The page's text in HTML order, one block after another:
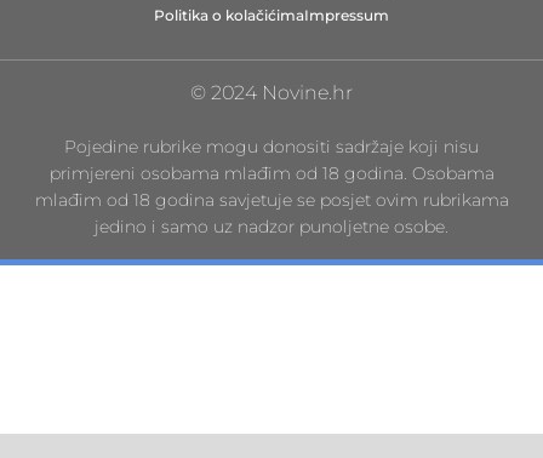
Politika o kolačićimaImpressum
© 2024 Novine.hr
Pojedine rubrike mogu donositi sadržaje koji nisu
primjereni osobama mlađim od 18 godina. Osobama
mlađim od 18 godina savjetuje se posjet ovim rubrikama
jedino i samo uz nadzor punoljetne osobe.